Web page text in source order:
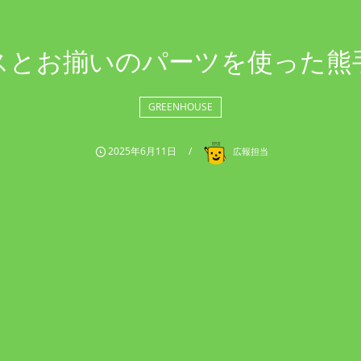
とお揃いのパーツを使った熊
GREENHOUSE
2025年6月11日 広報担当